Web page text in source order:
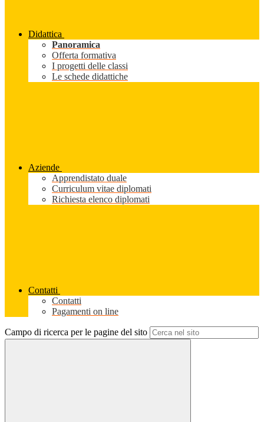
Didattica
Panoramica
Offerta formativa
I progetti delle classi
Le schede didattiche
Aziende
Apprendistato duale
Curriculum vitae diplomati
Richiesta elenco diplomati
Contatti
Contatti
Pagamenti on line
Campo di ricerca per le pagine del sito